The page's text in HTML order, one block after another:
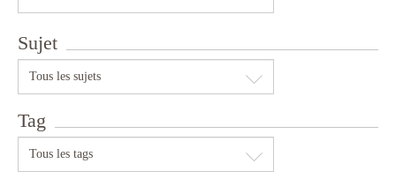
Sujet
Tous les sujets
Tag
Tous les tags